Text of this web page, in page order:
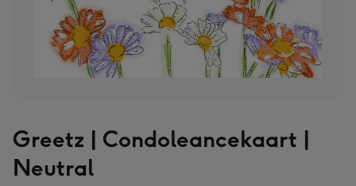
Greetz | Condoleancekaart |
Neutral